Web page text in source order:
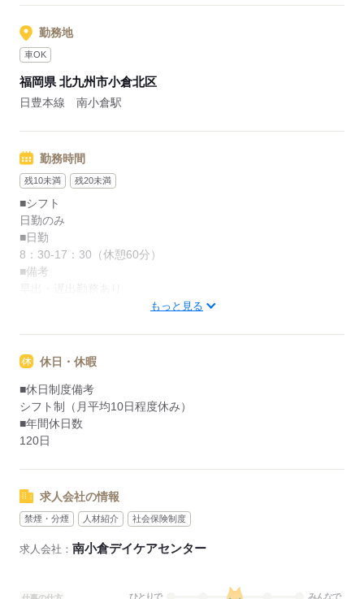
勤務地
車OK
福岡県 北九州市小倉北区
日豊本線 南小倉駅
勤務時間
残10未満 残20未満
■シフト
日勤のみ
■日勤
8：30-17：30（休憩60分）
■備考
もっと見る
休日・休暇
■休日制度備考
シフト制（月平均10日程度休み）
■年間休日数
120日
求人会社の情報
禁煙・分煙 人材紹介 社会保険制度
求人会社： 南小倉デイケアセンター
ひとりで みんなで